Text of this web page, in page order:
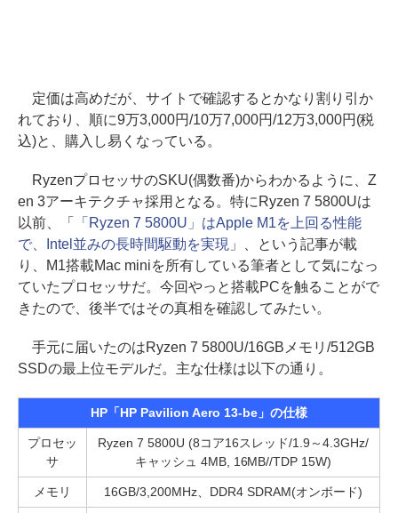
定価は高めだが、サイトで確認するとかなり割り引か
れており、順に9万3,000円/10万7,000円/12万3,000円(税
込)と、購入し易くなっている。
RyzenプロセッサのSKU(偶数番)からわかるように、Z
en 3アーキテクチャ採用となる。特にRyzen 7 5800Uは
以前、「
「Ryzen 7 5800U」はApple M1を上回る性能
で、Intel並みの長時間駆動を実現 」、という記事が載
り、M1搭載Mac miniを所有している筆者として気になっ
ていたプロセッサだ。今回やっと搭載PCを触ることがで
きたので、後半ではその真相を確認してみたい。
手元に届いたのはRyzen 7 5800U/16GBメモリ/512GB
SSDの最上位モデルだ。主な仕様は以下の通り。
HP「HP Pavilion Aero 13-be」の仕様
プロセッ
サ
Ryzen 7 5800U (8コア16スレッド/1.9～4.3GHz/
キャッシュ 4MB, 16MB//TDP 15W)
メモリ 16GB/3,200MHz、DDR4 SDRAM(オンボード)